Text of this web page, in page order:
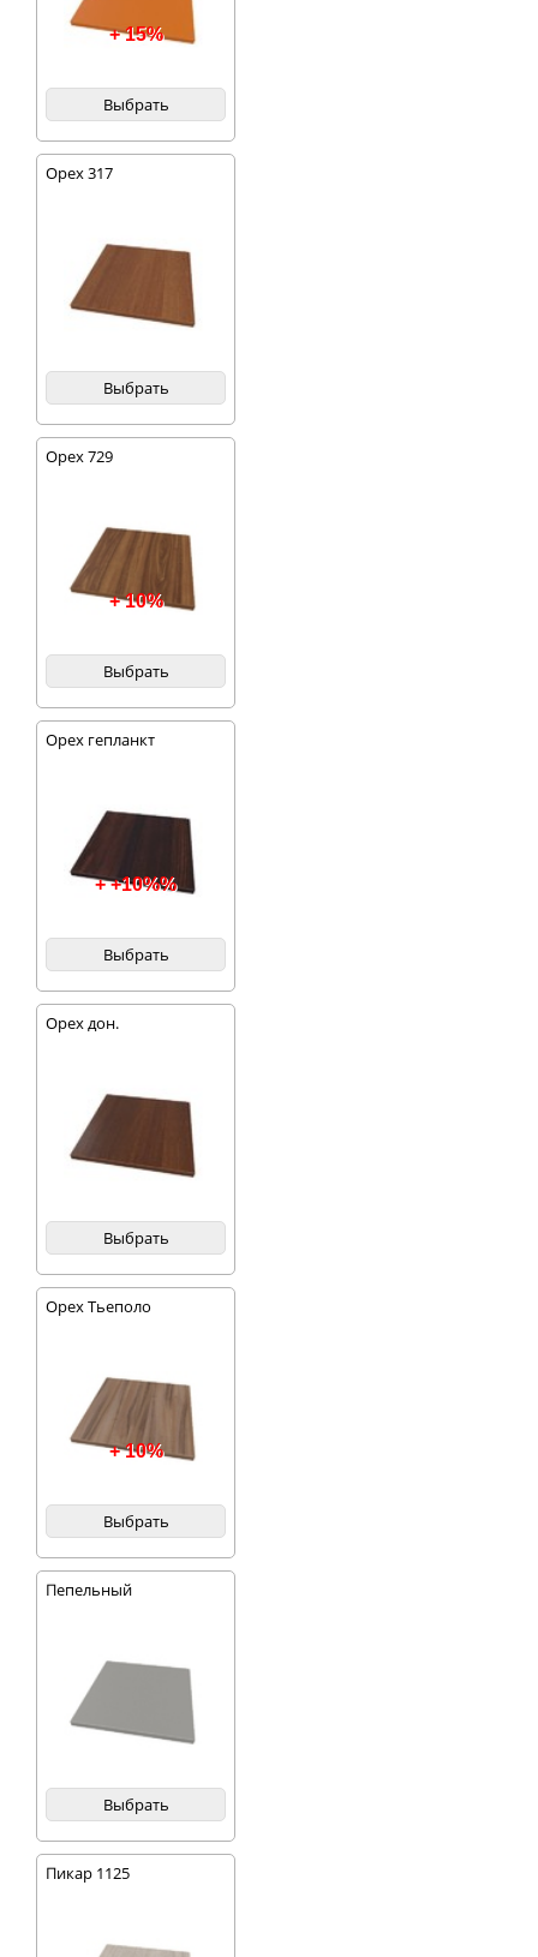
+ 15%
Выбрать
Орех 317
Выбрать
Орех 729
+ 10%
Выбрать
Орех гепланкт
+ +10%%
Выбрать
Орех дон.
Выбрать
Орех Тьеполо
+ 10%
Выбрать
Пепельный
Выбрать
Пикар 1125